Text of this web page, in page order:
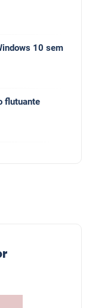
10 sem
flutuante